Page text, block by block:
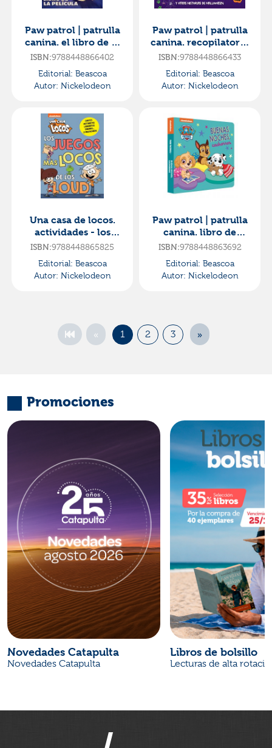
Paw patrol | patrulla
canina. el libro de la
película - patrulla
ISBN:9788448866402
Editorial: Beascoa
Autor: Nickelodeon
Paw patrol | patrulla
canina. recopilatorio
de cuentos - cuentos
ISBN:9788448866433
Editorial: Beascoa
Autor: Nickelodeon
Una casa de locos.
actividades - los
juegos más locos de
ISBN:9788448865825
Editorial: Beascoa
Autor: Nickelodeon
Paw patrol | patrulla
canina. libro de
cartón - buenas
ISBN:9788448863692
Editorial: Beascoa
Autor: Nickelodeon
« 1 2 3 »
Promociones
Novedades Catapulta
Novedades Catapulta
Libros de bolsillo
Lecturas de alta